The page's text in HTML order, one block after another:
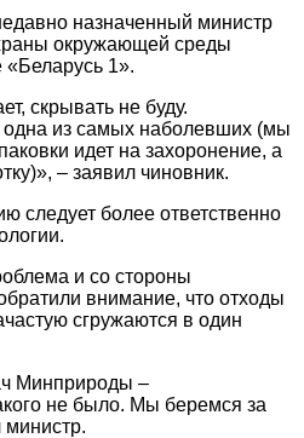
назначенный министр
окружающей среды
1».
скрывать не буду.
из самых наболевших (мы
идет на захоронение, а
– заявил чиновник.
следует более ответственно
и со стороны
внимание, что отходы
сгружаются в один
Минприроды –
не было. Мы беремся за
министр.